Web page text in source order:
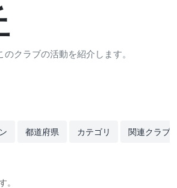
クラブの活動を紹介します。
都道府県 カテゴリ 関連クラブ
。